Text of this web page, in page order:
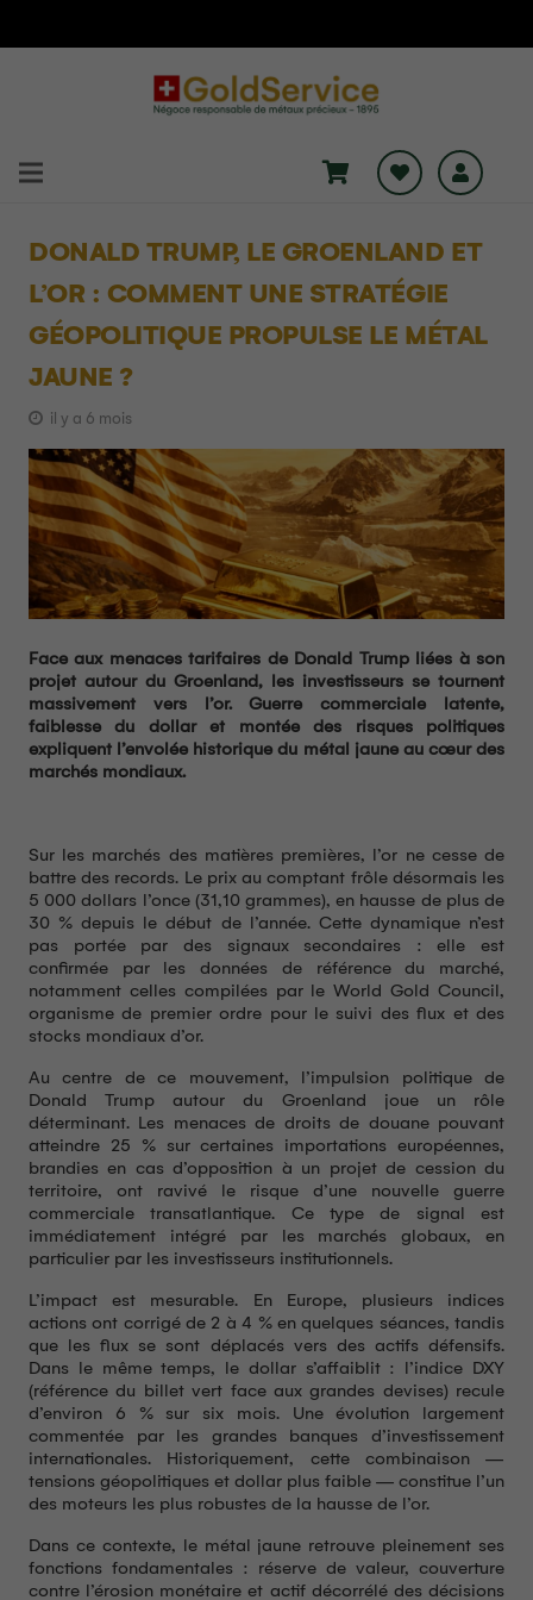
DONALD TRUMP, LE GROENLAND ET
L’OR : COMMENT UNE STRATÉGIE
GÉOPOLITIQUE PROPULSE LE MÉTAL
JAUNE ?
il y a 6 mois
Face aux menaces tarifaires de Donald Trump liées à son
projet autour du Groenland, les investisseurs se tournent
massivement vers l’or. Guerre commerciale latente,
faiblesse du dollar et montée des risques politiques
expliquent l’envolée historique du métal jaune au cœur des
marchés mondiaux.
Sur les marchés des matières premières, l’or ne cesse de
battre des records. Le prix au comptant frôle désormais les
5 000 dollars l’once (31,10 grammes), en hausse de plus de
30 % depuis le début de l’année. Cette dynamique n’est
pas portée par des signaux secondaires : elle est
confirmée par les données de référence du marché,
notamment celles compilées par le World Gold Council,
organisme de premier ordre pour le suivi des flux et des
stocks mondiaux d’or.
Au centre de ce mouvement, l’impulsion politique de
Donald Trump autour du Groenland joue un rôle
déterminant. Les menaces de droits de douane pouvant
atteindre 25 % sur certaines importations européennes,
brandies en cas d’opposition à un projet de cession du
territoire, ont ravivé le risque d’une nouvelle guerre
commerciale transatlantique. Ce type de signal est
immédiatement intégré par les marchés globaux, en
particulier par les investisseurs institutionnels.
L’impact est mesurable. En Europe, plusieurs indices
actions ont corrigé de 2 à 4 % en quelques séances, tandis
que les flux se sont déplacés vers des actifs défensifs.
Dans le même temps, le dollar s’affaiblit : l’indice DXY
(référence du billet vert face aux grandes devises) recule
d’environ 6 % sur six mois. Une évolution largement
commentée par les grandes banques d’investissement
internationales. Historiquement, cette combinaison —
tensions géopolitiques et dollar plus faible — constitue l’un
des moteurs les plus robustes de la hausse de l’or.
Dans ce contexte, le métal jaune retrouve pleinement ses
fonctions fondamentales : réserve de valeur, couverture
contre l’érosion monétaire et actif décorrélé des décisions